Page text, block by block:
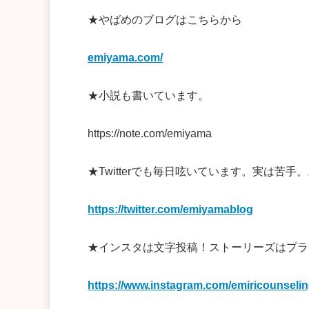
★やばめのブログはこちらから
emiyama.com/
★小説も書いています。
https://note.com/emiyama
★Twitterでも毎日呟いています。実は苦手。
https://twitter.com/emiyamablog
★インスタは文字投稿！ストーリーズはプラ
https://www.instagram.com/